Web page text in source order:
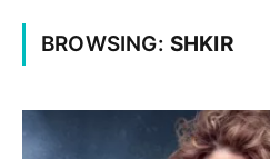
BROWSING: SHKIR